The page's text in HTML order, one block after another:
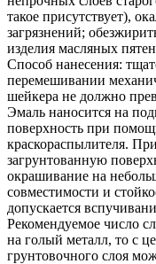
такое присутствует),
загрязнений;
изделия масляных
Способ нанесения:
перемешивании
шейкера не должно
Эмаль наносится на
поверхность при
краскораспылителя.
загрунтованную
окрашивание на
совместимости и
допускается
Рекомендуемое число
на голый металл, то с
грунтовочного слоя